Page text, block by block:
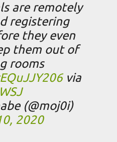
are remotely
registering
they even
them out of
rooms
via
(@moj0i)
2020